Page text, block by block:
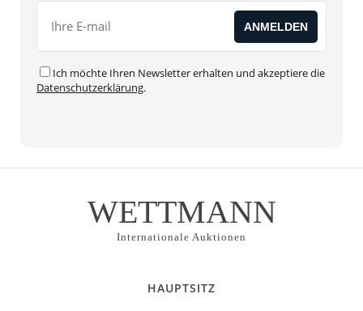
Ich möchte Ihren Newsletter erhalten und akzeptiere die
Datenschutzerklärung.
WETTMANN
Internationale Auktionen
HAUPTSITZ